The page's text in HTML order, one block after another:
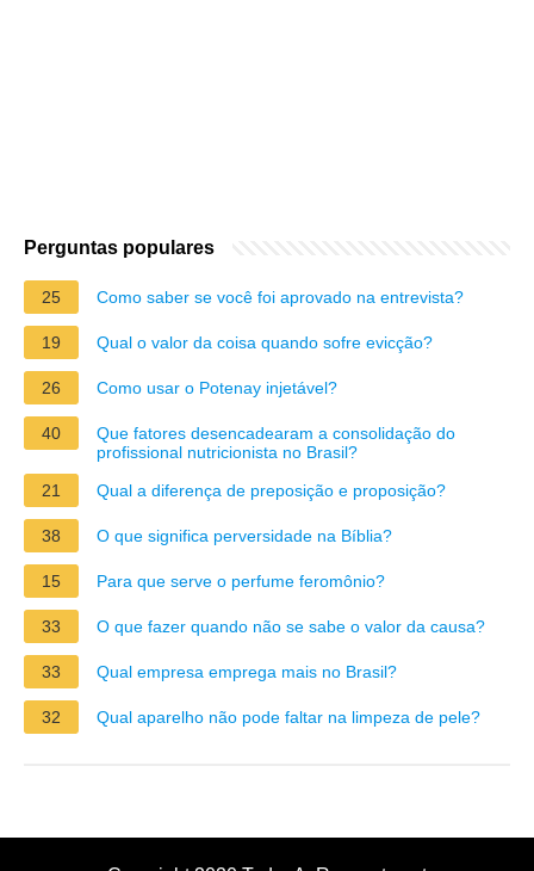
Perguntas populares
25 Como saber se você foi aprovado na entrevista?
19 Qual o valor da coisa quando sofre evicção?
26 Como usar o Potenay injetável?
40
Que fatores desencadearam a consolidação do
profissional nutricionista no Brasil?
21
Qual a diferença de preposição e proposição?
38 O que significa perversidade na Bíblia?
15 Para que serve o perfume feromônio?
33 O que fazer quando não se sabe o valor da causa?
33 Qual empresa emprega mais no Brasil?
32 Qual aparelho não pode faltar na limpeza de pele?